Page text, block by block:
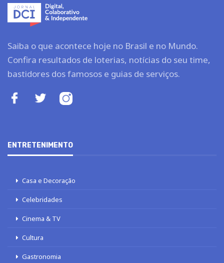
Saiba o que acontece hoje no Brasil e no Mundo.
Confira resultados de loterias, notícias do seu time,
bastidores dos famosos e guias de serviços.
ENTRETENIMENTO
Casa e Decoração
Celebridades
Cinema & TV
Cultura
Gastronomia